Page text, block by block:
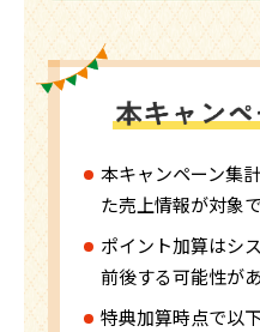
本キャンペーン集
た売上情報が対象で
ポイント加算はシ
前後する可能性があ
特典加算時点で以